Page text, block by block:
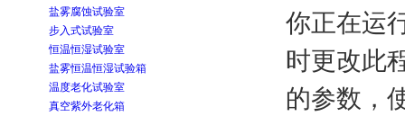
盐雾腐蚀试验室
步入式试验室
恒温恒湿试验室
盐雾恒温恒湿试验箱
温度老化试验室
真空紫外老化箱
你正在运
时更改此
的参数，